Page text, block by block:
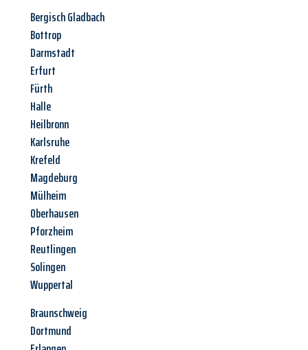
Bergisch Gladbach
Bottrop
Darmstadt
Erfurt
Fürth
Halle
Heilbronn
Karlsruhe
Krefeld
Magdeburg
Mülheim
Oberhausen
Pforzheim
Reutlingen
Solingen
Wuppertal
Braunschweig
Dortmund